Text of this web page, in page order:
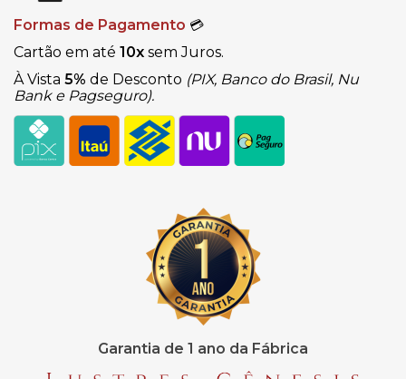
Formas de Pagamento 💳
Cartão em até 10x sem Juros.
À Vista 5% de Desconto (PIX, Banco do Brasil, Nu
Bank e Pagseguro).
Garantia de 1 ano da Fábrica